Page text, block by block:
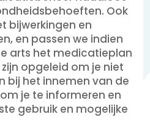
Ook
bijwerkingen en
en passen we indien
arts het medicatieplan
opgeleid om je niet
bij het innemen van de
je te informeren en
gebruik en mogelijke